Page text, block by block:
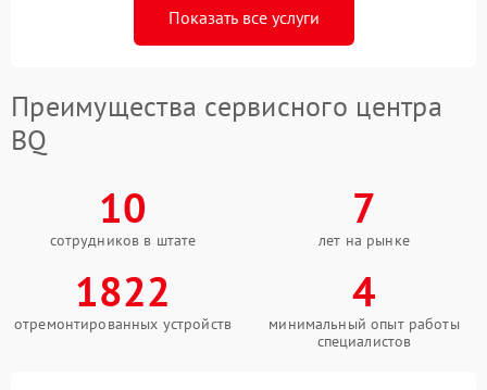
Показать все услуги
Преимущества сервисного центра
BQ
10
сотрудников в штате
7
лет на рынке
1822
отремонтированных устройств
4
минимальный опыт работы
специалистов